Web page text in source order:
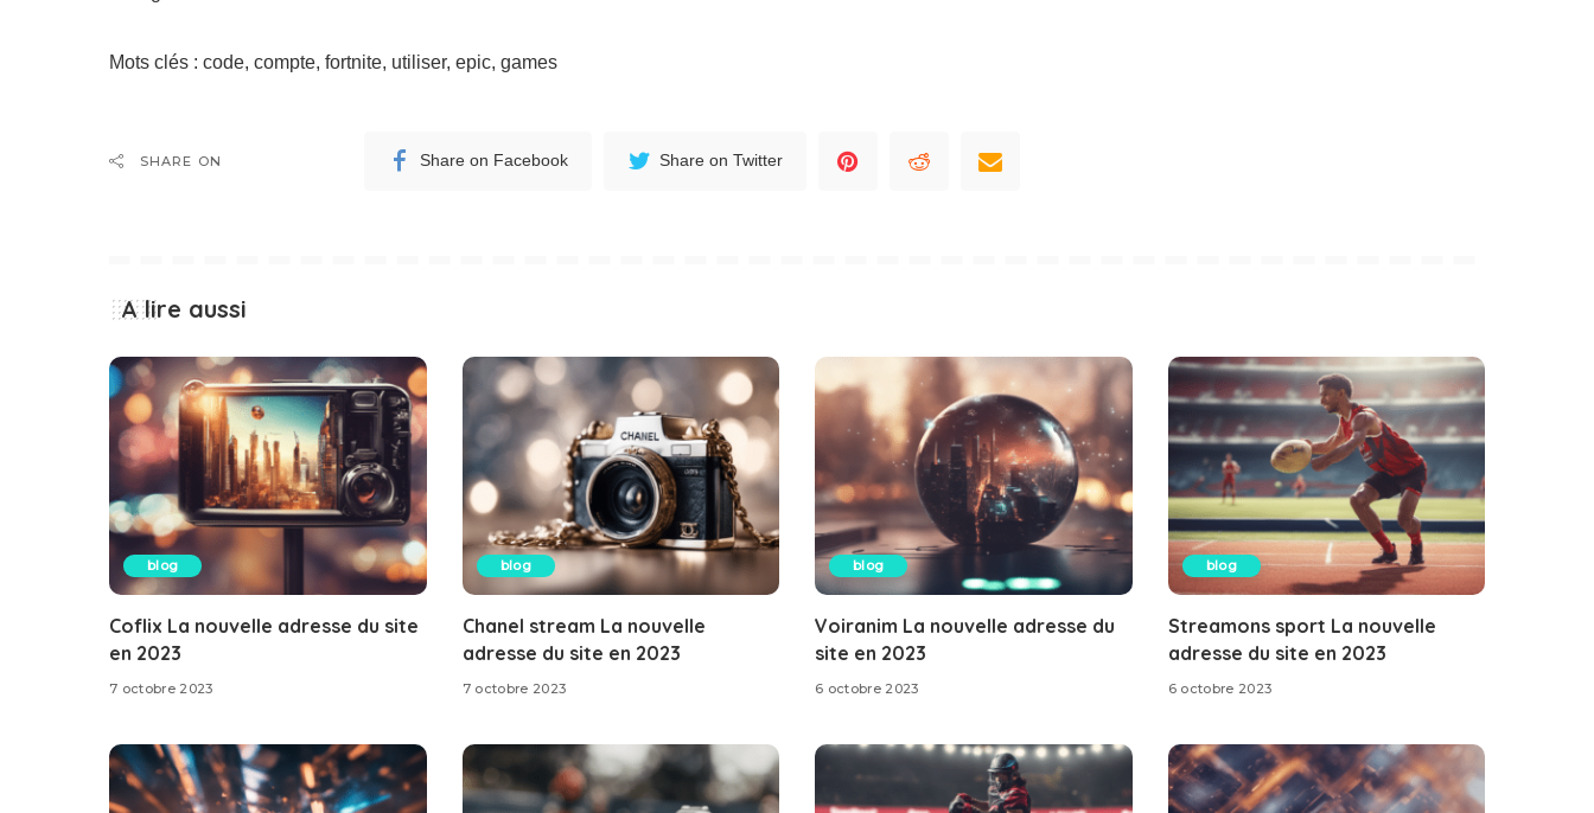
Mots clés : code, compte, fortnite, utiliser, epic, games
SHARE ON Share on Facebook Share on Twitter
A lire aussi
blog
Coflix La nouvelle adresse du site
en 2023
7 octobre 2023
blog
Chanel stream La nouvelle
adresse du site en 2023
7 octobre 2023
blog
Voiranim La nouvelle adresse du
site en 2023
6 octobre 2023
blog
Streamons sport La nouvelle
adresse du site en 2023
6 octobre 2023